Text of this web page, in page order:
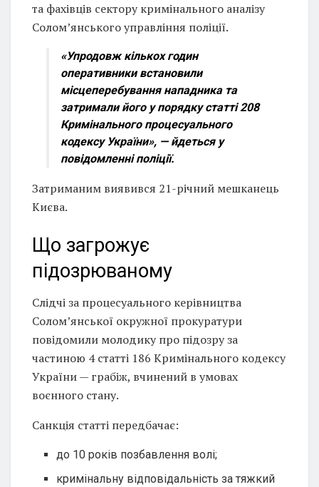
та фахівців сектору кримінального аналізу
Солом’янського управління поліції.
«Упродовж кількох годин
оперативники встановили
місцеперебування нападника та
затримали його у порядку статті 208
Кримінального процесуального
кодексу України», — йдеться у
повідомленні поліції.
Затриманим виявився 21-річний мешканець
Києва.
Що загрожує
підозрюваному
Слідчі за процесуального керівництва
Солом’янської окружної прокуратури
повідомили молодику про підозру за
частиною 4 статті 186 Кримінального кодексу
України — грабіж, вчинений в умовах
воєнного стану.
Санкція статті передбачає:
до 10 років позбавлення волі;
кримінальну відповідальність за тяжкий